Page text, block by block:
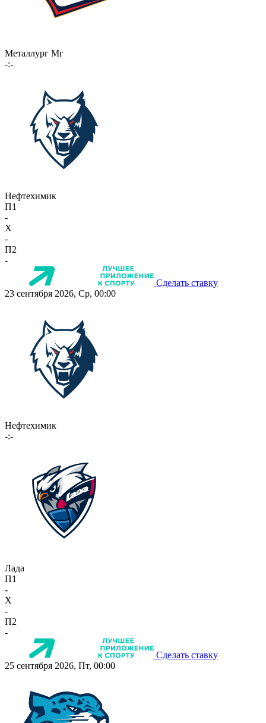
Металлург Мг
-:-
Нефтехимик
П1
-
X
-
П2
-
Сделать ставку
23 сентября 2026, Ср, 00:00
Нефтехимик
-:-
Лада
П1
-
X
-
П2
-
Сделать ставку
25 сентября 2026, Пт, 00:00